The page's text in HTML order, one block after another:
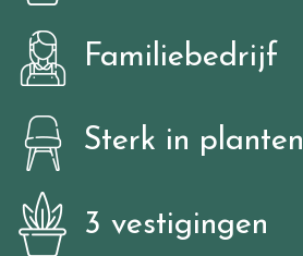
Familiebedrijf
Sterk in planten
3 vestigingen